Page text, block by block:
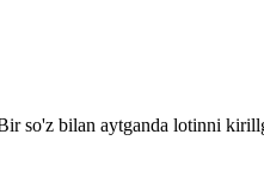
bilan aytganda lotinni